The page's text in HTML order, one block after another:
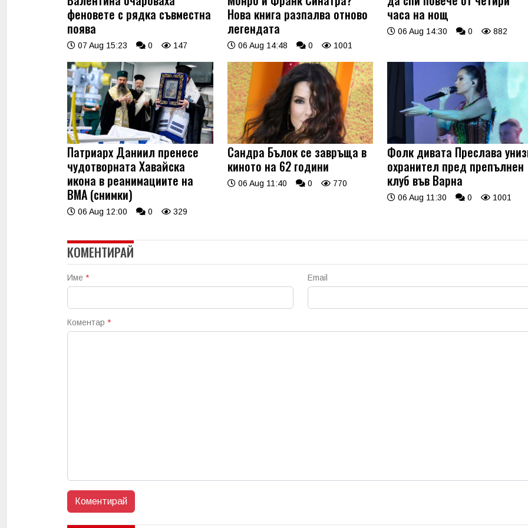
феновете с рядка съвместна
поява
07 Aug 15:23 0 147
Нова книга разпалва отново
легендата
06 Aug 14:48 0 1001
часа на нощ
06 Aug 14:30 0 882
Патриарх Даниил пренесе
чудотворната Хавайска
икона в реанимациите на
ВМА (снимки)
06 Aug 12:00 0 329
Сандра Бълок се завръща в
киното на 62 години
06 Aug 11:40 0 770
Фолк дивата Преслава
охранител пред препълнен
клуб във Варна
06 Aug 11:30 0 1001
КОМЕНТИРАЙ
Име * Email
Коментар *